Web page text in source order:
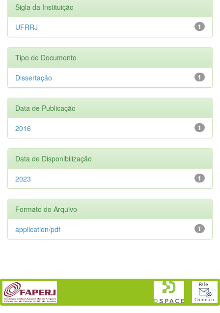
Sigla da Instituição
1
UFRRJ
Tipo de Documento
1
Dissertação
Data de Publicação
1
2016
Data de Disponibilização
1
2023
Formato do Arquivo
1
application/pdf